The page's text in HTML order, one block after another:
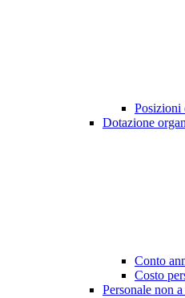
Posizioni
Dotazione
Conto
Costo
Personale non